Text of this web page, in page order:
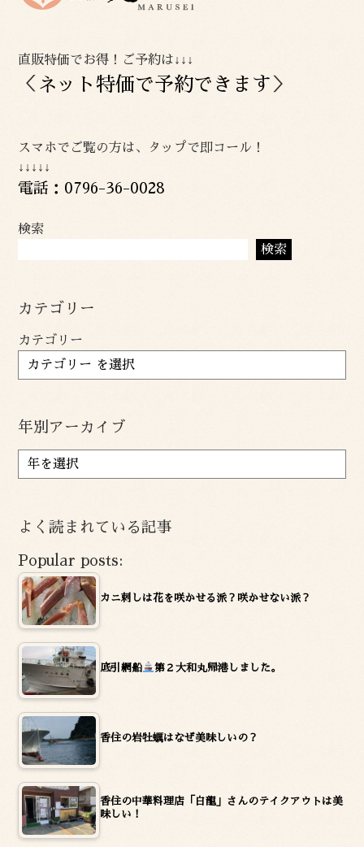
直販特価でお得！ご予約は↓↓↓
＜ ネット特価で予約できます ＞
スマホでご覧の方は、タップで即コール！
↓↓↓↓↓
電話：0796-36-0028
検索
検索
カテゴリー
カテゴリー
年別アーカイブ
ア
ー
ブ
よく読まれている記事
Popular posts:
カニ刺しは花を咲かせる派？咲かせない派？
底引網船 第２大和丸帰港しました。
香住の岩牡蠣はなぜ美味しいの？
香住の中華料理店「白龍」さんのテイクアウトは美
味しい！